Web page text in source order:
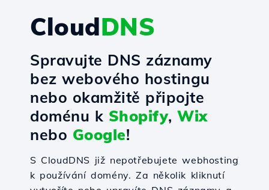
CloudDNS
Spravujte DNS záznamy
bez webového hostingu
nebo okamžitě připojte
doménu k Shopify, Wix
nebo Google!
S CloudDNS již nepotřebujete webhosting
k používání domény. Za několik kliknutí